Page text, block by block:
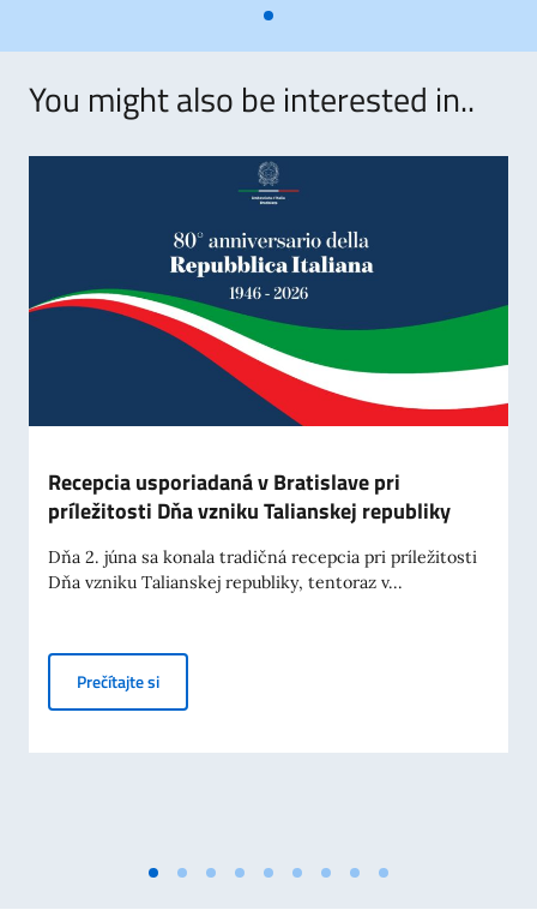
You might also be interested in..
Recepcia usporiadaná v Bratislave pri
príležitosti Dňa vzniku Talianskej republiky
Dňa 2. júna sa konala tradičná recepcia pri príležitosti
Dňa vzniku Talianskej republiky, tentoraz v...
Prečítajte siRecepcia usporiadaná v Bratislave pri príležitosti